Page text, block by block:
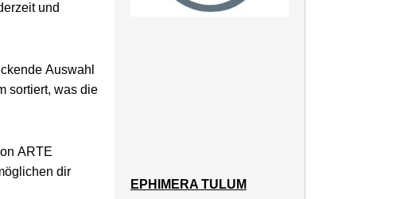
und
Auswahl
sortiert, was die
ARTE
dir
EPHIMERA TULUM